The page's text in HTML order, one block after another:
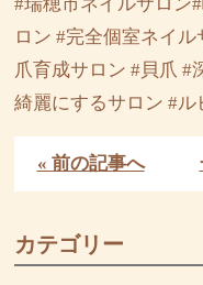
ロン #完全個室ネイ
爪育成サロン #貝爪 #
綺麗にするサロン #
« 前の記事へ
カテゴリー